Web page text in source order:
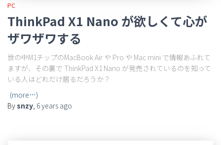
PC
ThinkPad X1 Nano が欲しくて心が
ザワザワする
世の中M1チップのMacBook Air や Pro や Mac mini で情報あふれて
ますが、その裏で ThinkPad X1 Nano が発売されているのを知って
いる人はどれだけ居るだろうか？
(more…)
Bysnzy 6 years ago